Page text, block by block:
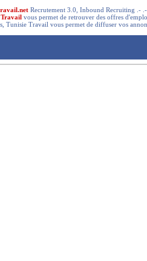
Recrutement 3.0, Inbound Recruiting .-
Travail vous permet de retrouver des offres
Tunisie Travail vous permet de diffuser vos